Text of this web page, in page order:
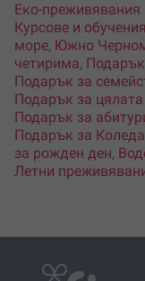
Еко-
Курсове и обучения
море, Южно
четирима,
Подарък за
Подарък за
Подарък за
Подарък за Коледа
за рожден ден,
Летни